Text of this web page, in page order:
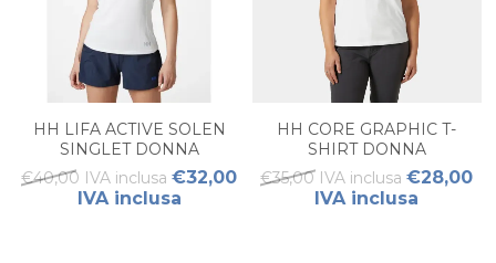
HH LIFA ACTIVE SOLEN
SINGLET DONNA
€40,00 IVA inclusa €32,00
IVA inclusa
HH CORE GRAPHIC T-
SHIRT DONNA
€35,00 IVA inclusa €28,00
IVA inclusa